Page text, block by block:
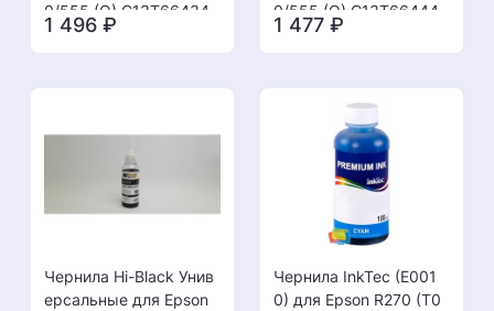
0/555 (O) C13T66434
A, magenta, 70ml
1 496 ₽
0/555 (O) C13T66444
A, yellow, 70ml
1 477 ₽
Чернила Hi-Black Унив
ерсальные для Epson
Чернила InkTec (E001
0) для Epson R270 (T0